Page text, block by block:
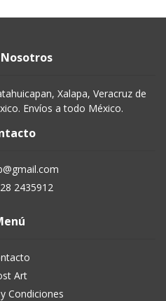
Xalapa, Veracruz de
Envíos a todo México.
2435912
Art
Condiciones